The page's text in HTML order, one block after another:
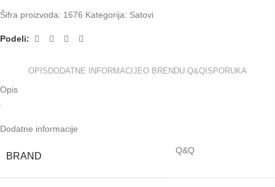
Šifra proizvoda: 1676 Kategorija: Satovi
Podeli:
OPISDODATNE INFORMACIJEO BRENDU Q&QISPORUKA
Opis
Dodatne informacije
BRAND
Q&Q